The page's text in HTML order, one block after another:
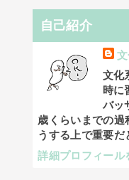
自己紹介
文化
時に
バッ
歳くらいまでの過
うする上で重要だ
詳細プロフィール